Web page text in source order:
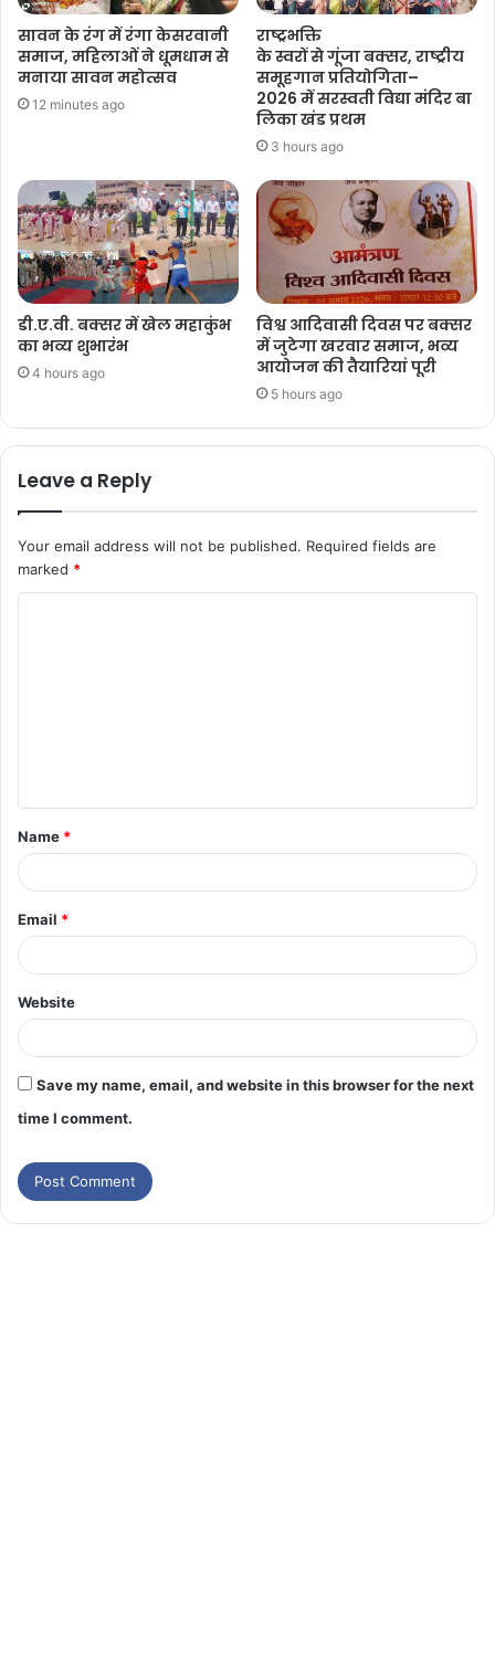
सावन के रंग में रंगा केसरवानी
समाज, महिलाओं ने धूमधाम से
मनाया सावन महोत्सव
12 minutes ago
राष्ट्रभक्ति
के स्वरों से गूंजा बक्सर, राष्ट्रीय
समूहगान प्रतियोगिता–
2026 में सरस्वती विद्या मंदिर बा
लिका खंड प्रथम
3 hours ago
डी.ए.वी. बक्सर में खेल महाकुंभ
का भव्य शुभारंभ
4 hours ago
विश्व आदिवासी दिवस पर बक्सर
में जुटेगा खरवार समाज, भव्य
आयोजन की तैयारियां पूरी
5 hours ago
Leave a Reply
Your email address will not be published. Required fields are
marked *
Name *
Email *
Website
Save my name, email, and website in this browser for the next
time I comment.